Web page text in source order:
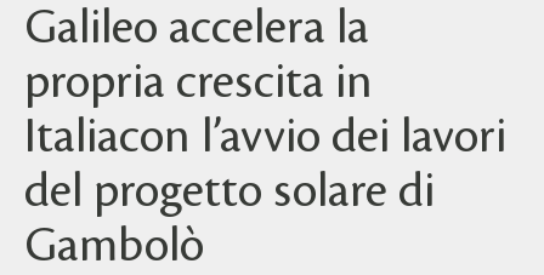
Galileo accelera la
propria crescita in
Italiacon l’avvio dei lavori
del progetto solare di
Gambolò